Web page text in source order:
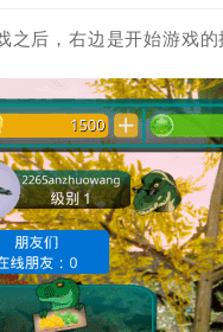
之后，右边是开始游戏